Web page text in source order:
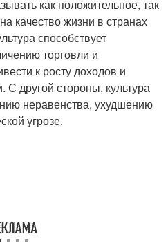
как положительное, так
качество жизни в странах
способствует
торговли и
к росту доходов и
другой стороны, культура
неравенства, ухудшению
угрозе.